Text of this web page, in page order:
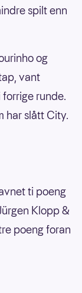
spilt enn
og
vant
runde.
har slått City.
ti poeng
Klopp &
poeng foran